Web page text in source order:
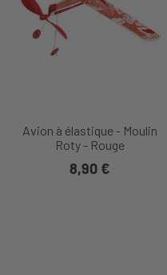
Avion à élastique - Moulin
Roty - Rouge
8,90 €